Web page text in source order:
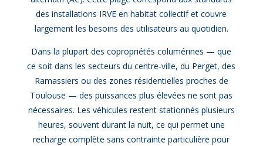
des installations IRVE en habitat collectif et couvre
largement les besoins des utilisateurs au quotidien.
Dans la plupart des copropriétés columérines — que
ce soit dans les secteurs du centre-ville, du Perget, des
Ramassiers ou des zones résidentielles proches de
Toulouse — des puissances plus élevées ne sont pas
nécessaires. Les véhicules restent stationnés plusieurs
heures, souvent durant la nuit, ce qui permet une
recharge complète sans contrainte particulière pour